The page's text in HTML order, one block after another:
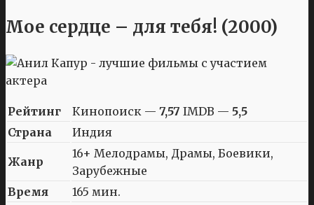
Мое сердце – для тебя! (2000)
Рейтинг Кинопоиск — 7,57 IMDB — 5,5
Страна
Индия
Жанр
16+ Мелодрамы, Драмы, Боевики,
Зарубежные
Время
165 мин.